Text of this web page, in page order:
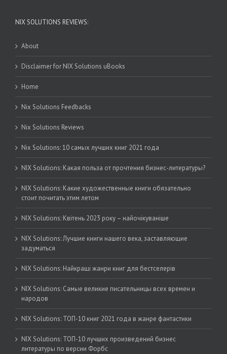
NIX SOLUTIONS REVIEWS:
About
Disclaimer for NIX Solutions uBooks
Home
Nix Solutions Feedbacks
Nix Solutions Reviews
Nix Solutions: 10 самых лучших книг 2021 года
NIX Solutions: Какая польза от прочтения бизнес-литературы?
NIX Solutions: Какие художественные книги обязательно
стоит почитать этим летом
NIX Solutions: Квітень 2023 року – найочікуваніше
NIX Solutions: Лучшие книги нашего века, заставляющие
задуматься
NIX Solutions: Найкращі жанри книг для бестселерів
NIX Solutions: Самые великие писательницы всех времен и
народов
NIX Solutions: ТОП-10 книг 2021 года в жанре фантастики
NIX Solutions: ТОП-10 лучших произведений бизнес
литературы по версии Форбс